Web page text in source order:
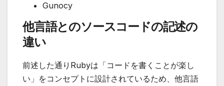
Gunocy
他言語とのソースコードの記述の
違い
前述した通りRubyは「コードを書くことが楽し
い」をコンセプトに設計されているため、他言語